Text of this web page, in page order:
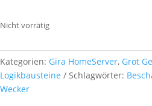
Nicht vorrätig
Kategorien: Gira HomeServer, Grot
Logikbausteine
Schlagwörter:
Wecker